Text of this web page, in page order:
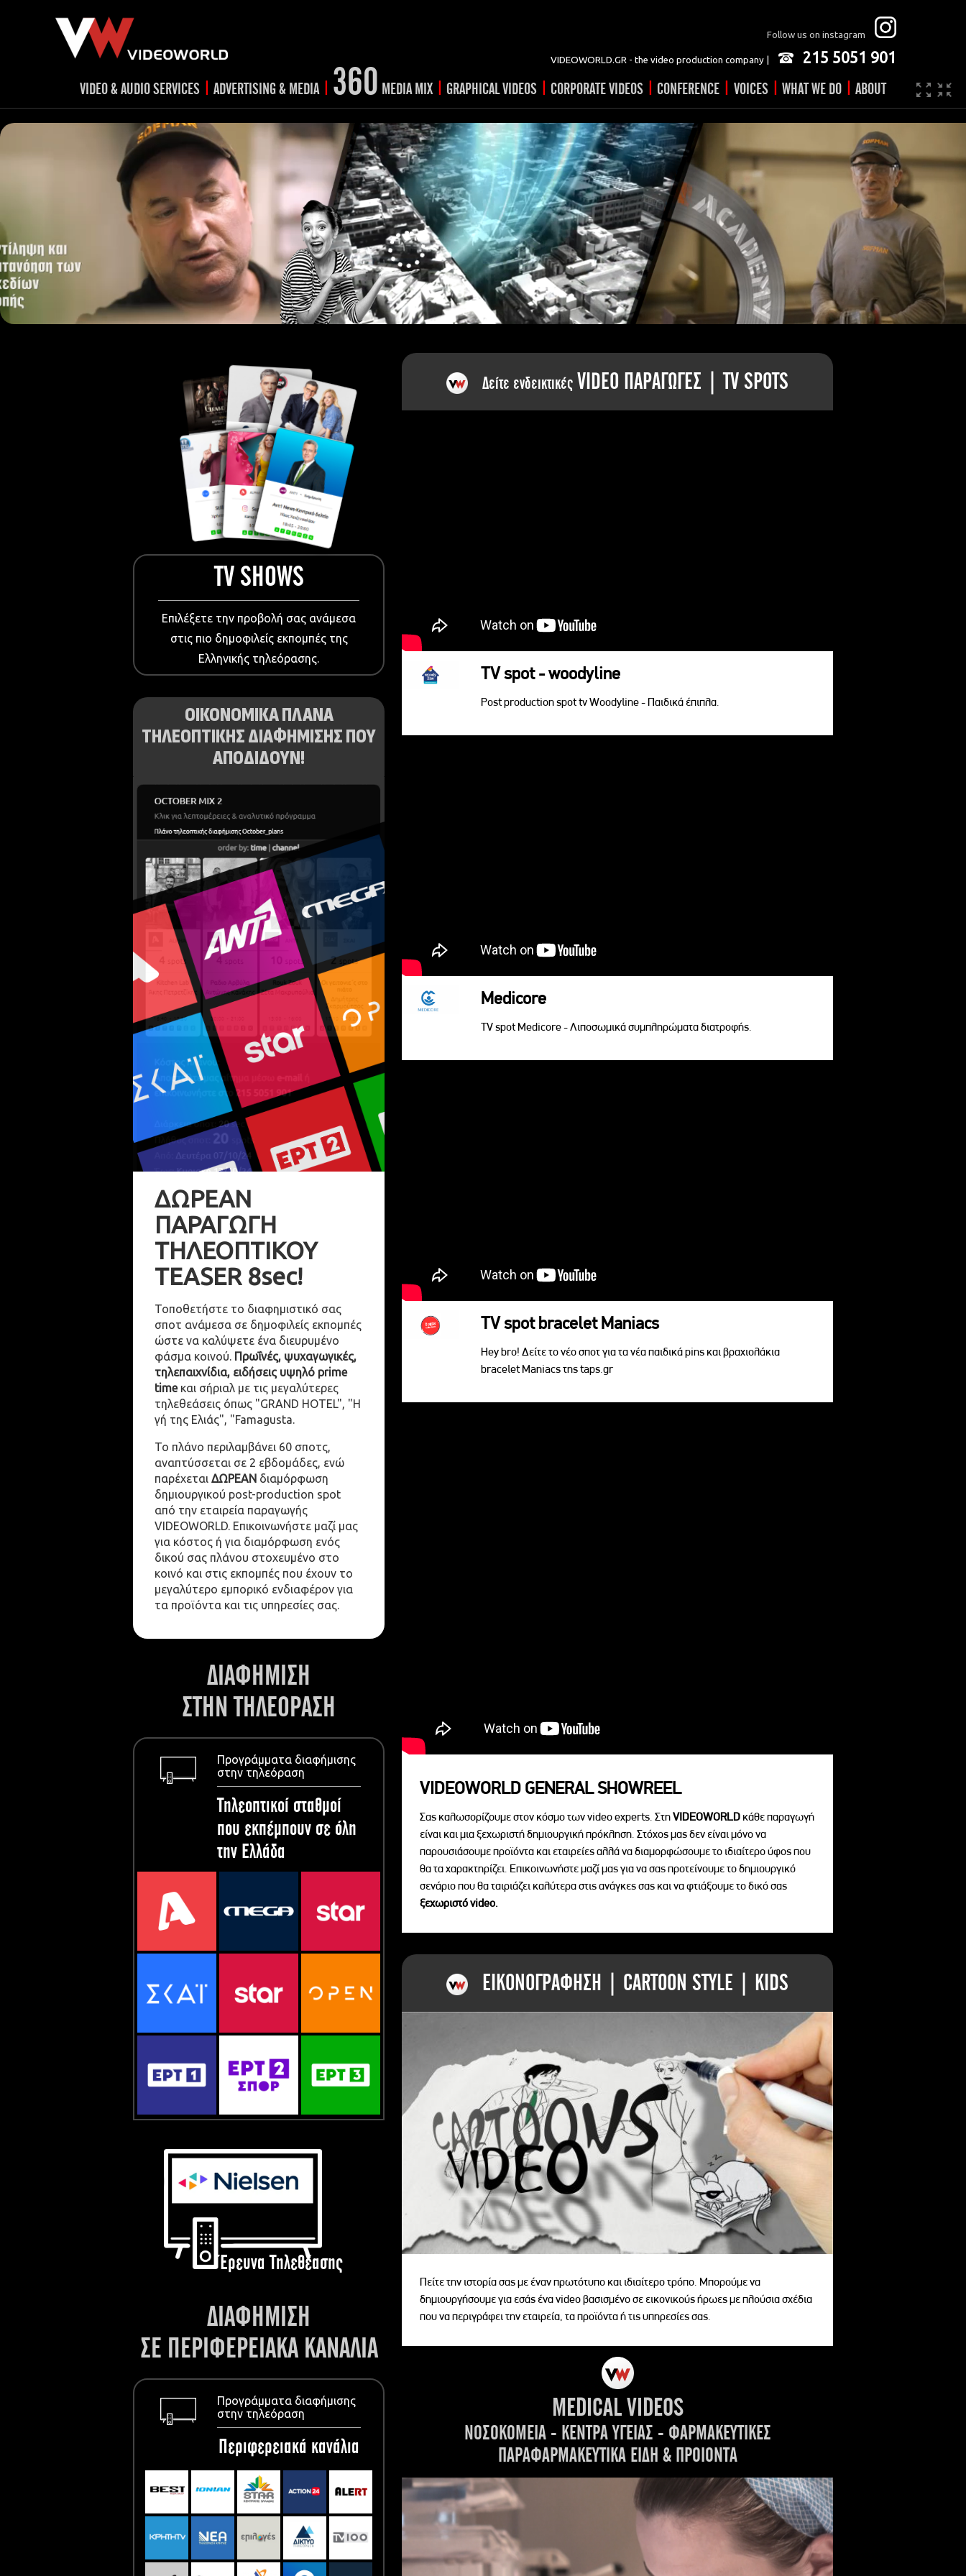
Follow us on instagram
VIDEOWORLD.GR - the video production company | 215 5051 901
VIDEO & AUDIO SERVICES
TV spots
RADIO spots
Post production
Corporate videos
Trailer & Σήματα εκπομπών
Cultural videos
video applications for museums,
archeological sites & exhibitions
Product presentations
Documentary
Events & Conference
Dissemination material
Medical & Pharmaceutical
VIDEO Projections
Kids content
| ADVERTISING & MEDIA
RADIOadvertising
TVadvertising
Social Media video shorts
Creative Prints
Outdoor advertising
Media planning & mix
Visual material
European Media
| 360 MEDIA MIX | GRAPHICAL VIDEOS | CORPORATE VIDEOS | CONFERENCE | VOICES | WHAT WE DO | ABOUT
Company
JOBS
Video made easy
Contact
TV SHOWS
Επιλέξετε την προβολή σας ανάμεσα
στις πιο δημοφιλείς εκπομπές της
Ελληνικής τηλεόρασης.
ΟΙΚΟΝΟΜΙΚΑ ΠΛΑΝΑ
ΤΗΛΕΟΠΤΙΚΗΣ ΔΙΑΦΗΜΙΣΗΣ ΠΟΥ
ΑΠΟΔΙΔΟΥΝ!
ΔΩΡΕΑΝ
ΠΑΡΑΓΩΓΗ
ΤΗΛΕΟΠΤΙΚΟΥ
TEASER 8sec!
Τοποθετήστε το διαφημιστικό σας
σποτ ανάμεσα σε δημοφιλείς εκπομπές
ώστε να καλύψετε ένα διευρυμένο
φάσμα κοινού. Πρωΐνές, ψυχαγωγικές,
τηλεπαιχνίδια, ειδήσεις υψηλό prime
timeκαι σήριαλ με τις μεγαλύτερες
τηλεθεάσεις όπως "GRAND HOTEL", "Η
γή της Ελιάς", "Famagusta.
Το πλάνο περιλαμβάνει 60 σποτς,
αναπτύσσεται σε 2 εβδομάδες, ενώ
παρέχεται ΔΩΡΕΑΝ διαμόρφωση
δημιουργικού post-production spot
από την εταιρεία παραγωγής
VIDEOWORLD. Επικοινωνήστε μαζί μας
για κόστος ή για διαμόρφωση ενός
δικού σας πλάνου στοχευμένο στο
κοινό και στις εκπομπές που έχουν το
μεγαλύτερο εμπορικό ενδιαφέρον για
τα προϊόντα και τις υπηρεσίες σας.
ΔΙΑΦΗΜΙΣΗ
ΣΤΗΝ ΤΗΛΕΟΡΑΣΗ
Προγράμματα διαφήμισης
στην τηλεόραση
Τηλεοπτικοί σταθμοί
που εκπέμπουν σε όλη
την Ελλάδα
Έρευνα Τηλεθέασης
ΔΙΑΦΗΜΙΣΗ
ΣΕ ΠΕΡΙΦΕΡΕΙΑΚΑ ΚΑΝΑΛΙΑ
Προγράμματα διαφήμισης
στην τηλεόραση
Περιφερειακά κανάλια
Δείτε ενδεικτικές VIDEO ΠΑΡΑΓΩΓΕΣ | TV SPOTS
TV spot - woodyline
Post production spot tv Woodyline - Παιδικά έπιπλα.
Medicore
TV spot Medicore - Λιποσωμικά συμπληρώματα διατροφής.
TV spot bracelet Maniacs
Hey bro! Δείτε το νέο σποτ για τα νέα παιδικά pins και βραχιολάκια
bracelet Maniacs της taps.gr
VIDEOWORLD GENERAL SHOWREEL
Σας καλωσορίζουμε στον κόσμο των video experts. ΣτηVIDEOWORLD κάθε παραγωγή
είναι και μια ξεχωριστή δημιουργική πρόκληση. Στόχος μας δεν είναι μόνο να
παρουσιάσουμε προϊόντα και εταιρείες αλλά να διαμορφώσουμε το ιδιαίτερο ύφος που
θα τα χαρακτηρίζει. Επικοινωνήστε μαζί μας για να σας προτείνουμε το δημιουργικό
σενάριο που θα ταιριάζει καλύτερα στις ανάγκες σας και να φτιάξουμε το δικό σας
ξεχωριστό videο.
ΕΙΚΟΝΟΓΡΑΦΗΣΗ | CARTOON STYLE | KIDS
Πείτε την ιστορία σας με έναν πρωτότυπο και ιδιαίτερο τρόπο. Μπορούμε να
δημιουργήσουμε για εσάς ένα video βασισμένο σε εικονικούς ήρωες με πλούσια σχέδια
που να περιγράφει την εταιρεία, τα προϊόντα ή τις υπηρεσίες σας.
MEDICAL VIDEOS
ΝΟΣΟΚΟΜΕΙΑ - ΚΕΝΤΡΑ ΥΓΕΙΑΣ - ΦΑΡΜΑΚΕΥΤΙΚΕΣ
ΠΑΡΑΦΑΡΜΑΚΕΥΤΙΚΑ ΕΙΔΗ & ΠΡΟΙΟΝΤΑ